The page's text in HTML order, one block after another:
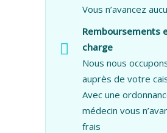
Vous n’avancez
Remboursements
charge
Nous nous
auprès de votre
Avec une
médecin vous
frais